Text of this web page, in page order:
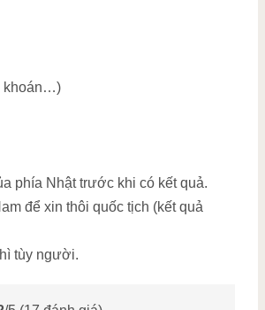
khoán…)
phía Nhật trước khi có kết quả.
để xin thôi quốc tịch (kết quả
tùy người.